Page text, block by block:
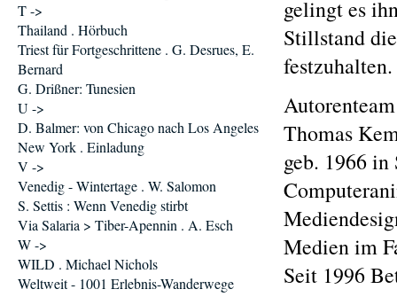
gelingt es
Stillstand
festzuhalten.
Autorenteam
Thomas
geb. 1966
Medien im
Seit 1996
T ->
Thailand . Hörbuch
Triest für Fortgeschrittene . G. Desrues, E.
Bernard
G. Drißner: Tunesien
U ->
D. Balmer: von Chicago nach Los Angeles
New York . Einladung
V ->
Venedig - Wintertage . W. Salomon
S. Settis : Wenn Venedig stirbt
Via Salaria > Tiber-Apennin . A. Esch
W ->
WILD . Michael Nichols
Weltweit - 1001 Erlebnis-Wanderwege